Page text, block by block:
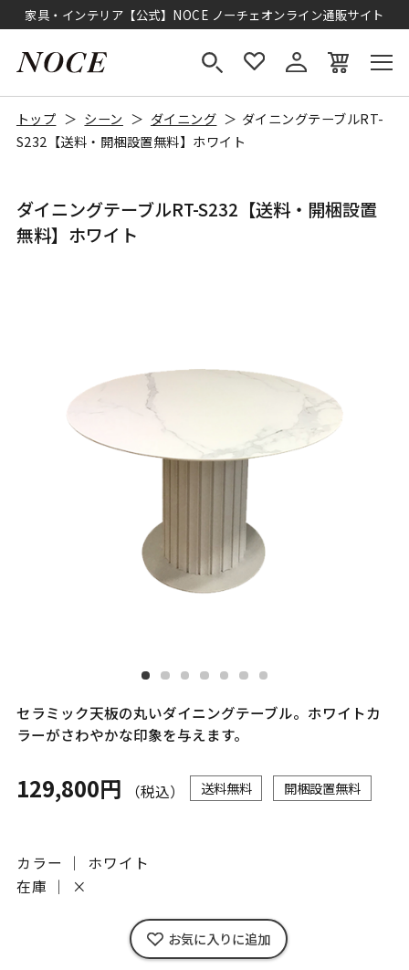
家具・インテリア【公式】NOCE ノーチェオンライン通販サイト
トップ シーン ダイニング
ダイニングテーブルRT-
S232【送料・開梱設置無料】ホワイト
ダイニングテーブルRT-S232【送料・開梱設置
無料】ホワイト
セラミック天板の丸いダイニングテーブル。ホワイトカ
ラーがさわやかな印象を与えます。
129,800円 （税込） 送料無料 開梱設置無料
カラー ｜ ホワイト
在庫 ｜
×
お気に入りに追加